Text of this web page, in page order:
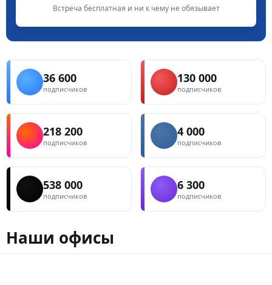
Встреча бесплатная и ни к чему не обязывает
36 600
подписчиков
130 000
подписчиков
218 200
подписчиков
4 000
подписчиков
538 000
подписчиков
6 300
подписчиков
Наши офисы